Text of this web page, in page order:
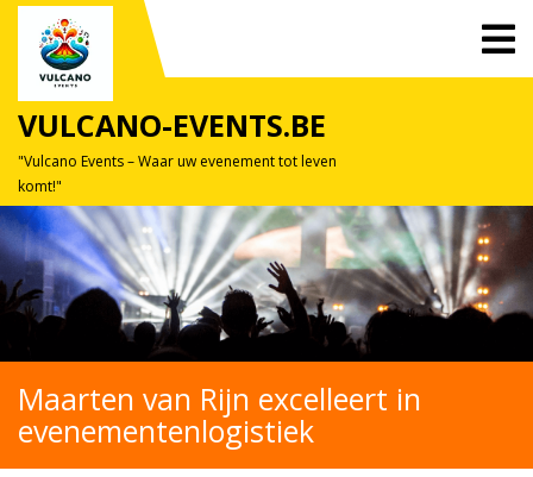
Skip
content
VULCANO-EVENTS.BE
"Vulcano Events – Waar uw evenement tot leven
komt!"
Maarten van Rijn excelleert in
evenementenlogistiek